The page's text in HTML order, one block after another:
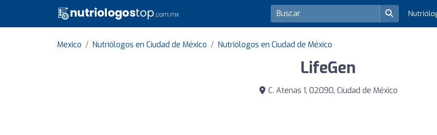
Mexico Nutriólogos en Ciudad de México Nutriólogos en Ciudad de México
LifeGen
C. Atenas 1, 02090, Ciudad de México